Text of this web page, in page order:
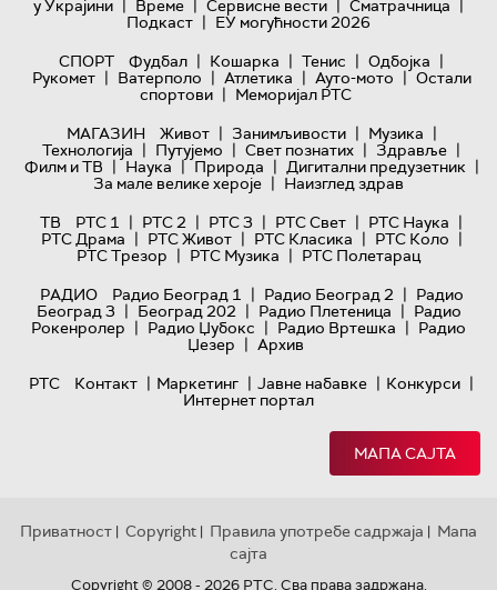
у Украјини | Време | Сервисне вести | Сматрачница |
Подкаст | ЕУ могућности 2026
СПОРТ
Фудбал | Кошарка | Тенис | Одбојка |
Рукомет | Ватерполо | Атлетика | Ауто-мото | Остали
спортови | Меморијал РТС
МАГАЗИН
Живот | Занимљивости | Музика |
Технологијa | Путујемо | Свет познатих | Здравље |
Филм и ТВ | Наука | Природа | Дигитални предузетник |
За мале велике хероје | Наизглед здрав
ТВ
РТС 1 | РТС 2 | РТС 3 | РТС Свет | РТС Наука |
РТС Драма | РТС Живот | РТС Класика | РТС Коло |
РТС Трезор | РТС Музика | РТС Полетарац
РАДИО
Радио Београд 1 | Радио Београд 2 | Радио
Београд 3 | Београд 202 | Радио Плетеница | Радио
Рокенролер | Радио Џубокс | Радио Вртешка | Радио
Џезер | Архив
РТС
Контакт | Маркетинг | Јавне набавке | Конкурси |
Интернет портал
МАПА САЈТА
Приватност | Copyright | Правила употребе садржаја | Мапа
сајта
Copyright © 2008 - 2026 РТС. Сва права задржана.